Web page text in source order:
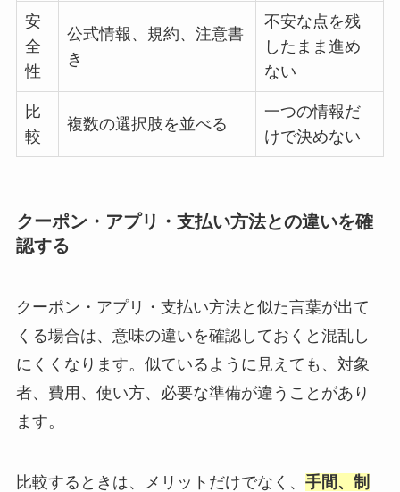
安
全
性
公式情報、規約、注意書
き
不安な点を残
したまま進め
ない
比
較
複数の選択肢を並べる
一つの情報だ
けで決めない
クーポン・アプリ・支払い方法との違いを確
認する
クーポン・アプリ・支払い方法と似た言葉が出て
くる場合は、意味の違いを確認しておくと混乱し
にくくなります。似ているように見えても、対象
者、費用、使い方、必要な準備が違うことがあり
ます。
比較するときは、メリットだけでなく、 手間、制